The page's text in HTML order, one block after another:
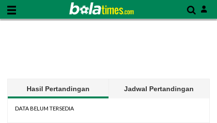
Hasil Pertandingan Jadwal Pertandingan
DATA BELUM TERSEDIA